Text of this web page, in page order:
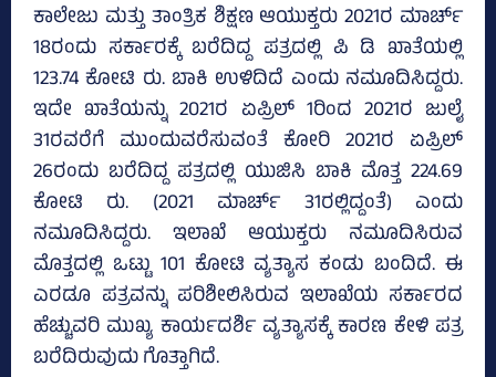
ಕಾಲೇಜು ಮತ್ತು ತಾಂತ್ರಿಕ ಶಿಕ್ಷಣ ಆಯುಕ್ತರು 2021ರ ಮಾರ್ಚ್‌
18ರಂದು ಸರ್ಕಾರಕ್ಕೆ ಬರೆದಿದ್ದ ಪತ್ರದಲ್ಲಿ ಪಿ ಡಿ ಖಾತೆಯಲ್ಲಿ
123.74 ಕೋಟಿ ರು. ಬಾಕಿ ಉಳಿದಿದೆ ಎಂದು ನಮೂದಿಸಿದ್ದರು.
ಇದೇ ಖಾತೆಯನ್ನು 2021ರ ಏಪ್ರಿಲ್‌ 1ರಿಂದ 2021ರ ಜುಲೈ
31ರವರೆಗೆ ಮುಂದುವರೆಸುವಂತೆ ಕೋರಿ 2021ರ ಏಪ್ರಿಲ್‌
26ರಂದು ಬರೆದಿದ್ದ ಪತ್ರದಲ್ಲಿ ಯುಜಿಸಿ ಬಾಕಿ ಮೊತ್ತ 224.69
ಕೋಟಿ ರು. (2021 ಮಾರ್ಚ್‌ 31ರಲ್ಲಿದ್ದಂತೆ) ಎಂದು
ನಮೂದಿಸಿದ್ದರು. ಇಲಾಖೆ ಆಯುಕ್ತರು ನಮೂದಿಸಿರುವ
ಮೊತ್ತದಲ್ಲಿ ಒಟ್ಟು 101 ಕೋಟಿ ವ್ಯತ್ಯಾಸ ಕಂಡು ಬಂದಿದೆ. ಈ
ಎರಡೂ ಪತ್ರವನ್ನು ಪರಿಶೀಲಿಸಿರುವ ಇಲಾಖೆಯ ಸರ್ಕಾರದ
ಹೆಚ್ಚುವರಿ ಮುಖ್ಯ ಕಾರ್ಯದರ್ಶಿ ವ್ಯತ್ಯಾಸಕ್ಕೆ ಕಾರಣ ಕೇಳಿ ಪತ್ರ
ಬರೆದಿರುವುದು ಗೊತ್ತಾಗಿದೆ.